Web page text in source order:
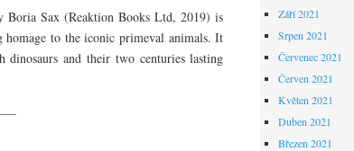
Boria Sax (Reaktion Books Ltd, 2019) is
to the iconic primeval animals. It
and their two centuries lasting
Září 2021
Srpen 2021
Červenec 2021
Červen 2021
Květen 2021
Duben 2021
Březen 2021